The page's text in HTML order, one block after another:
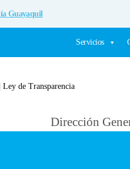
Servicios
| Ley de Transparencia